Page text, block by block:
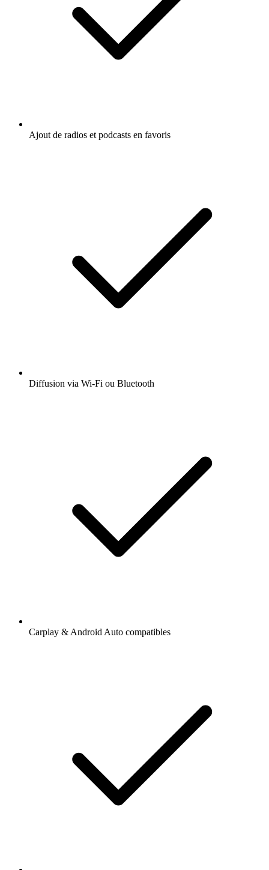
Ajout de radios et podcasts en favoris
Diffusion via Wi-Fi ou Bluetooth
Carplay & Android Auto compatibles